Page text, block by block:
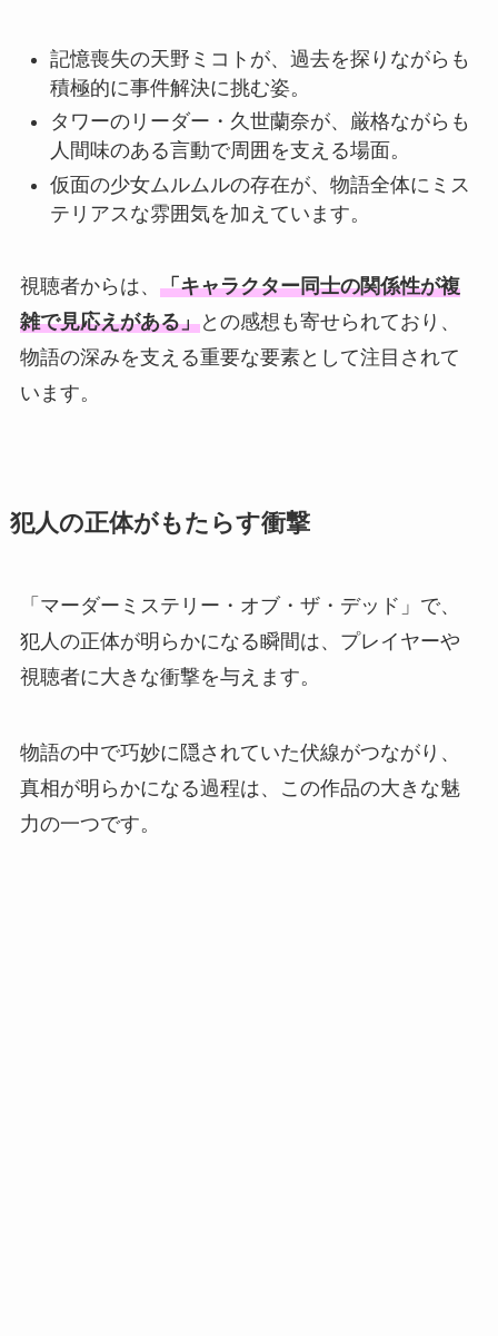
記憶喪失の天野ミコトが、過去を探りながらも
積極的に事件解決に挑む姿。
タワーのリーダー・久世蘭奈が、厳格ながらも
人間味のある言動で周囲を支える場面。
仮面の少女ムルムルの存在が、物語全体にミス
テリアスな雰囲気を加えています。
視聴者からは、 「キャラクター同士の関係性が複
雑で見応えがある」との感想も寄せられており、
物語の深みを支える重要な要素として注目されて
います。
犯人の正体がもたらす衝撃
「マーダーミステリー・オブ・ザ・デッド」で、
犯人の正体が明らかになる瞬間は、プレイヤーや
視聴者に大きな衝撃を与えます。
物語の中で巧妙に隠されていた伏線がつながり、
真相が明らかになる過程は、この作品の大きな魅
力の一つです。